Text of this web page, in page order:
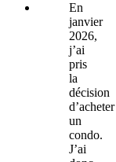
En
janvier
2026,
j’ai
pris
la
décision
d’acheter
un
condo.
J’ai